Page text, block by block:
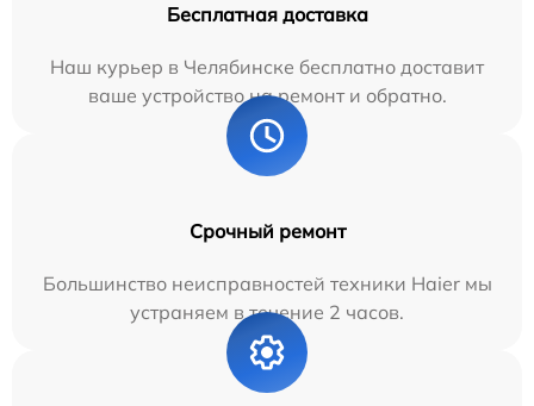
Бесплатная доставка
Наш курьер в Челябинске бесплатно доставит
ваше устройство на ремонт и обратно.
Срочный ремонт
Большинство неисправностей техники Haier мы
устраняем в течение 2 часов.